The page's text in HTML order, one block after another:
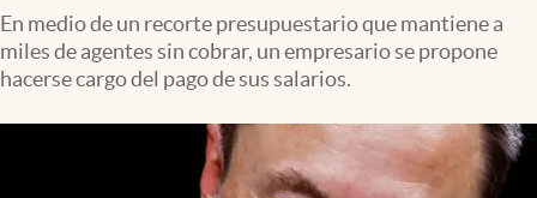
Clima
En medio de un recorte presupuestario que mantiene a
miles de agentes sin cobrar, un empresario se propone
hacerse cargo del pago de sus salarios.